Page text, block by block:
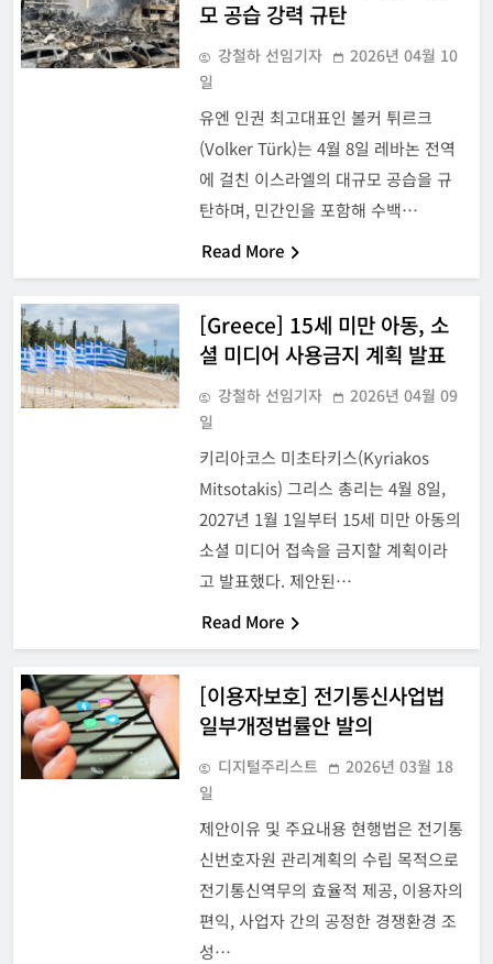
모 공습 강력 규탄
강철하 선임기자
2026년 04월 10
일
유엔 인권 최고대표인 볼커 튀르크
(Volker Türk)는 4월 8일 레바논 전역
에 걸친 이스라엘의 대규모 공습을 규
탄하며, 민간인을 포함해 수백…
Read More
[Greece] 15세 미만 아동, 소
셜 미디어 사용금지 계획 발표
강철하 선임기자
2026년 04월 09
일
키리아코스 미초타키스(Kyriakos
Mitsotakis) 그리스 총리는 4월 8일,
2027년 1월 1일부터 15세 미만 아동의
소셜 미디어 접속을 금지할 계획이라
고 발표했다. 제안된…
Read More
[이용자보호] 전기통신사업법
일부개정법률안 발의
디지털주리스트
2026년 03월 18
일
제안이유 및 주요내용 현행법은 전기통
신번호자원 관리계획의 수립 목적으로
전기통신역무의 효율적 제공, 이용자의
편익, 사업자 간의 공정한 경쟁환경 조
성…